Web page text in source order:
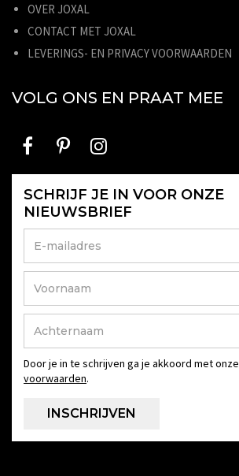
OVER JOXAL
CONTACT MET JOXAL
LEVERINGS- EN PRIVACY VOORWAARDEN
VOLG ONS EN PRAAT MEE
SCHRIJF JE IN VOOR ONZE
NIEUWSBRIEF
Door je in te schrijven ga je akkoord met onze
voorwaarden.